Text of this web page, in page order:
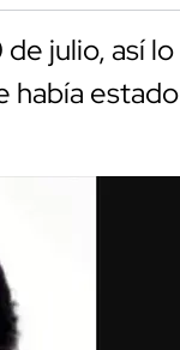
julio, así lo
había estado